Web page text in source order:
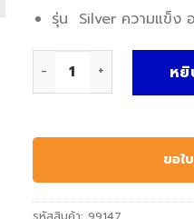
รุ่น Silver ความแข็ง
หยิ
ขอใ